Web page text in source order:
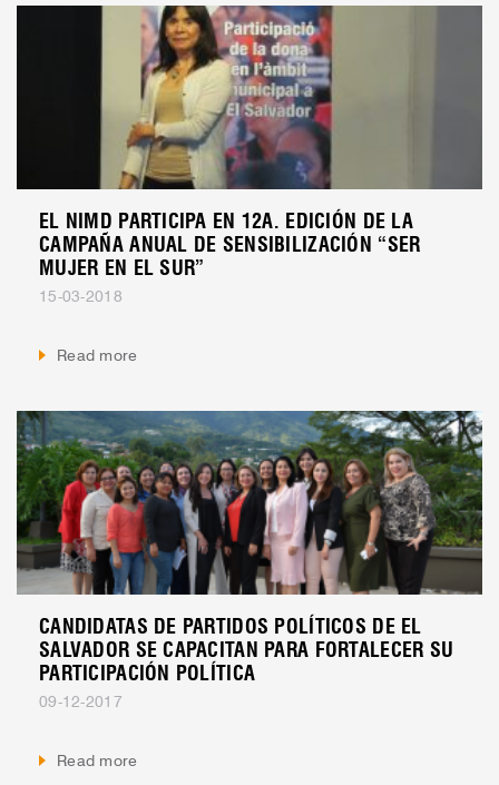
EL NIMD PARTICIPA EN 12A. EDICIÓN DE LA
CAMPAÑA ANUAL DE SENSIBILIZACIÓN “SER
MUJER EN EL SUR”
15-03-2018
Read more
CANDIDATAS DE PARTIDOS POLÍTICOS DE EL
SALVADOR SE CAPACITAN PARA FORTALECER SU
PARTICIPACIÓN POLÍTICA
09-12-2017
Read more